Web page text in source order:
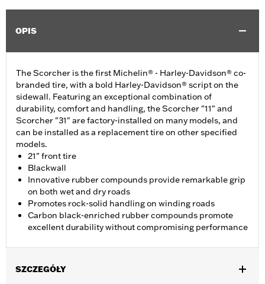
OPIS
The Scorcher is the first Michelin® - Harley-Davidson® co-
branded tire, with a bold Harley-Davidson® script on the
sidewall. Featuring an exceptional combination of
durability, comfort and handling, the Scorcher "11" and
Scorcher "31" are factory-installed on many models, and
can be installed as a replacement tire on other specified
models.
21" front tire
Blackwall
Innovative rubber compounds provide remarkable grip
on both wet and dry roads
Promotes rock-solid handling on winding roads
Carbon black-enriched rubber compounds promote
excellent durability without compromising performance
SZCZEGÓŁY